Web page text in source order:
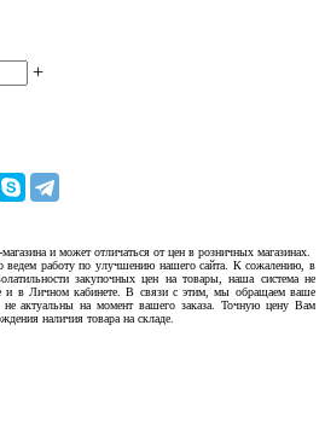
+
и может отличаться от цен в розничных магазинах.
работу по улучшению нашего сайта. К сожалению, в
закупочных цен на товары, наша система не
и в Личном кабинете. В связи с этим, мы обращаем ваше
актуальны на момент вашего заказа. Точную цену Вам
наличия товара на складе.